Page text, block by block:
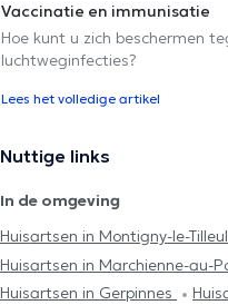
Vaccinatie en immunisatie
Hoe kunt u zich beschermen
luchtweginfecties?
Lees het volledige artikel
Nuttige links
In de omgeving
Huisartsen in Montigny-le-Tilleul
Huisartsen in Marchienne-au-
Huisartsen in Gerpinnes